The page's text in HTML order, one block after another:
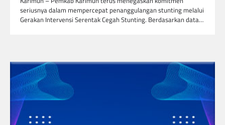
seriusnya dalam mempercepat penanggulangan stunting melalui
Gerakan Intervensi Serentak Cegah Stunting. Berdasarkan data…